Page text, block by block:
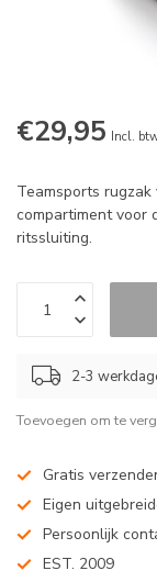
€29,95 Incl.
Teamsports
compartiment voor
ritssluiting.
2-3
Toevoegen om te
Gratis
Eigen
Persoonlijk
EST. 2009